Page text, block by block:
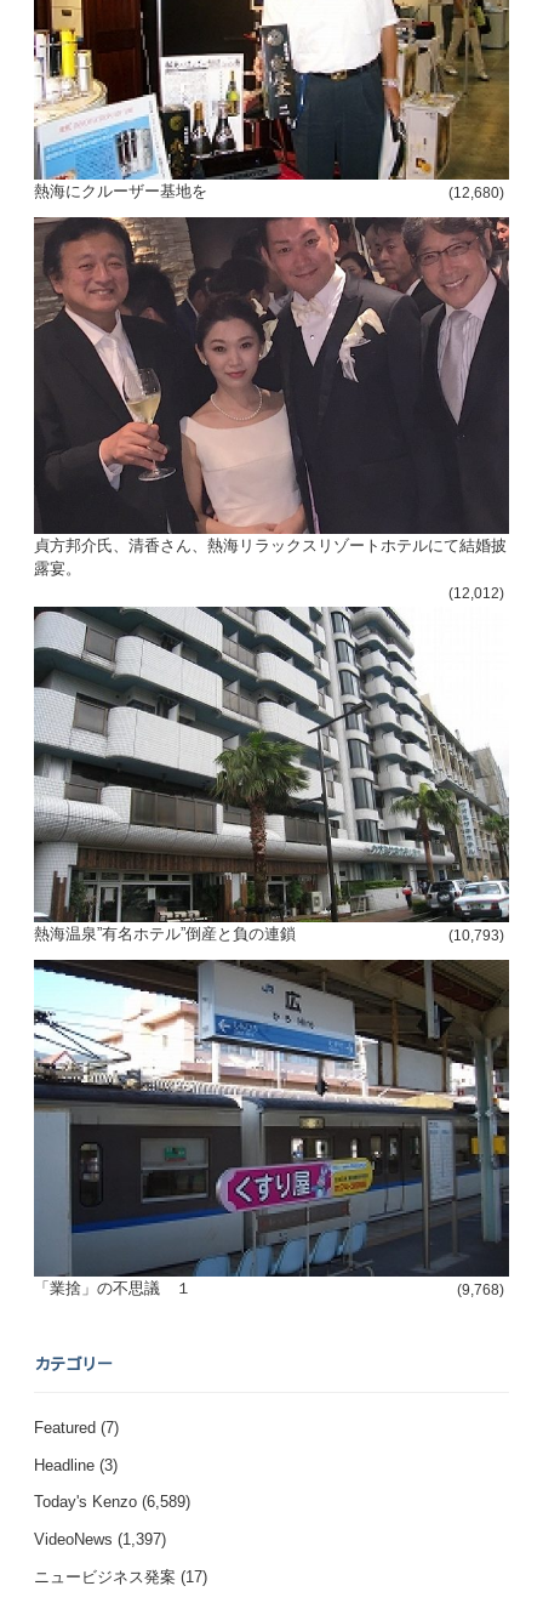
熱海にクルーザー基地を (12,680)
貞方邦介氏、清香さん、熱海リラックスリゾートホテルにて結婚披
露宴。
(12,012)
熱海温泉”有名ホテル”倒産と負の連鎖 (10,793)
「業捨」の不思議 １ (9,768)
カテゴリー
Featured (7)
Headline (3)
Today's Kenzo (6,589)
VideoNews (1,397)
ニュービジネス発案 (17)